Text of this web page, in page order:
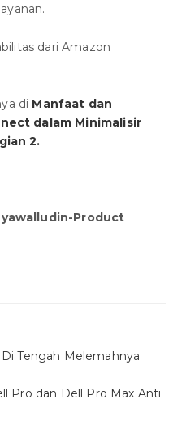
dari Amazon
di Manfaat dan
dalam Minimalisir
2.
Product
Di Tengah Melemahnya
Pro dan Dell Pro Max Anti